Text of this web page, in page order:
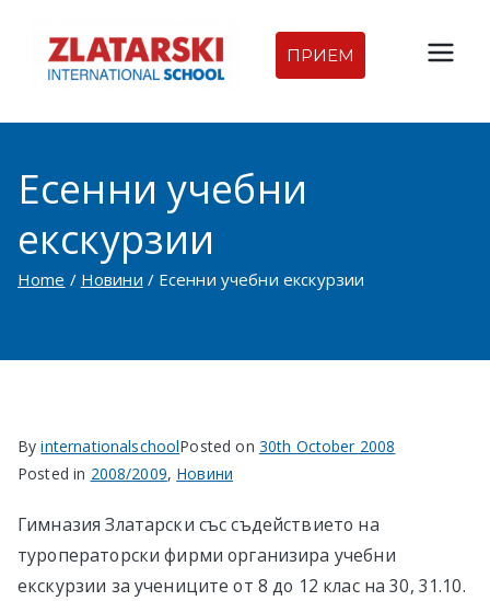
content
Междуна
родна
гимназия
Междуна
родно
в София
ПРИЕМ
Есенни учебни
екскурзии
Home Новини Есенни учебни екскурзии
ByinternationalschoolPosted on 30th October 2008
Posted in 2008/2009, Новини
Гимназия Златарски със съдействието на
туроператорски фирми организира учебни
екскурзии за учениците от 8 до 12 клас на 30, 31.10.